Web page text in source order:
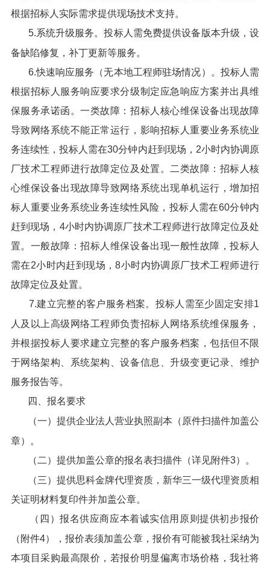
根据招标人实际需求提供现场技术支持。
5.系统升级服务。投标人需免费提供设备版本升级，设
备缺陷修复，补丁更新等服务。
6.快速响应服务（无本地工程师驻场情况）。投标人需
根据招标人服务响应要求分级制定应急响应方案并出具维
保服务承诺函。一类故障：招标人核心维保设备出现故障
导致网络系统不能正常运行，影响招标人重要业务系统业
务连续性，投标人需在30分钟内赶到现场，2小时内协调原
厂技术工程师进行故障定位及处置。二类故障：招标人核
心维保设备出现故障导致网络系统出现单机运行，增加招
标人重要业务系统业务连续性风险，投标人需在60分钟内
赶到现场，4小时内协调原厂技术工程师进行故障定位及处
置。一般故障：招标人维保设备出现一般性故障，投标人
需在2小时内赶到现场，8小时内协调原厂技术工程师进行
故障定位及处置。
7.建立完整的客户服务档案。投标人需至少固定安排1
人及以上高级网络工程师负责招标人网络系统维保服务，
并根据投标人要求建立完整的客户服务档案，包括但不限
于网络架构、系统架构、设备信息、升级变更记录、维护
服务报告等。
四、报名要求
（一）提供企业法人营业执照副本（原件扫描件加盖公
章）。
（二）提供加盖公章的报名表扫描件（详见附件3）。
（三）提供思科金牌代理资质，新华三一级代理资质相
关证明材料复印件并加盖公章。
（四）报名供应商应本着诚实信用原则提供初步报价
（附件4），报价表须加盖公章，报价有可能被我社采纳为
本项目采购最高限价，若报价明显偏离市场价格，我社将